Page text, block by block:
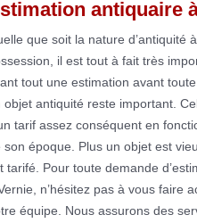
antiquaire
que soit la nature d’antiquité
il est tout à fait très
tout une estimation avant
objet antiquité reste important.
tarif assez conséquent en
son époque. Plus un objet est
tarifé. Pour toute demande
n’hésitez pas à vous faire
équipe. Nous assurons des